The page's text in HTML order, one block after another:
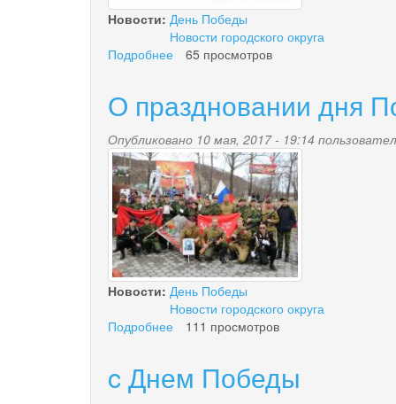
Новости: День Победы
Новости городского округа
Подробнее
отпраздновать
День
Победы
65 просмотров
О праздновании дня
Опубликовано 10 мая, 2017 - 19:14
Новости: День Победы
Новости городского округа
Подробнее
дня
111 просмотров
c Днем Победы